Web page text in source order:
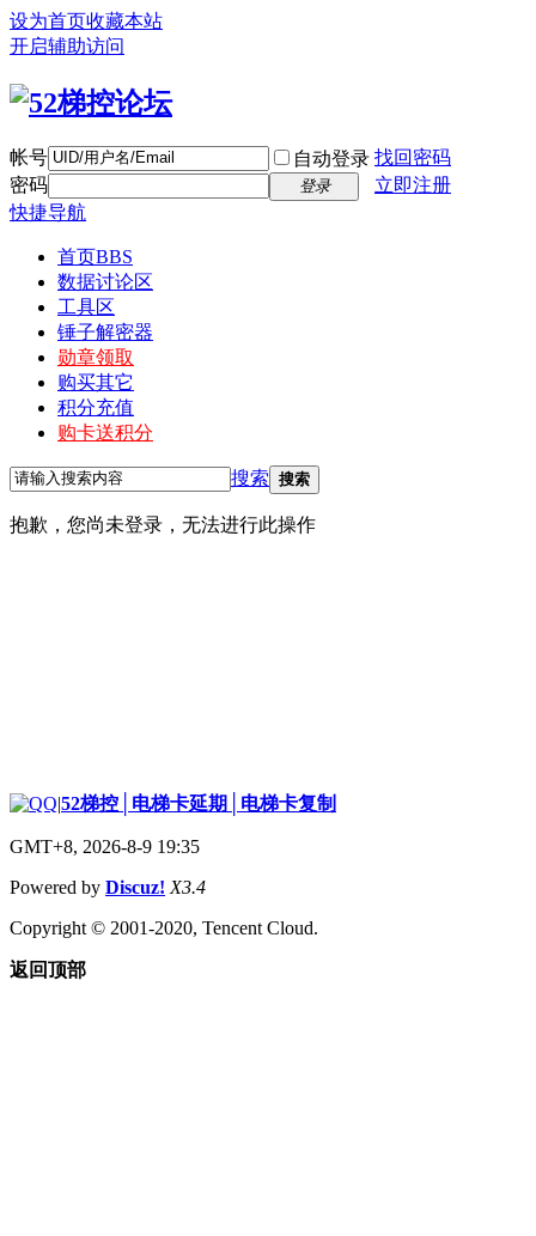
设为首页收藏本站
开启辅助访问
帐号 自动登录 找回密码
密码
登录
立即注册
快捷导航
首页BBS
数据讨论区
工具区
锤子解密器
勋章领取
购买其它
积分充值
购卡送积分
搜索 搜索
抱歉，您尚未登录，无法进行此操作
|52梯控│电梯卡延期│电梯卡复制
GMT+8, 2026-8-9 19:35
Powered by Discuz! X3.4
Copyright © 2001-2020, Tencent Cloud.
返回顶部